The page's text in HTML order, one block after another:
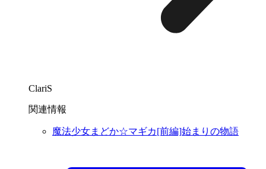
ClariS
関連情報
魔法少女まどか☆マギカ[前編]始まりの物語